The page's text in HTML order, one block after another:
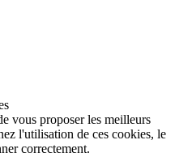
vous proposer les meilleurs
l'utilisation de ces cookies, le
correctement.